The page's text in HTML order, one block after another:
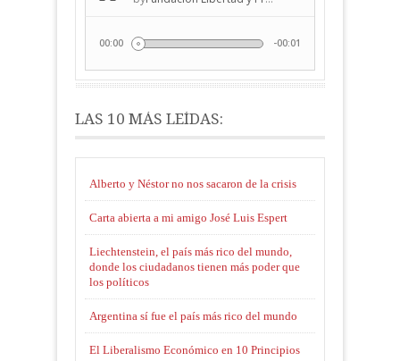
LAS 10 MÁS LEÍDAS:
Alberto y Néstor no nos sacaron de la crisis
Carta abierta a mi amigo José Luis Espert
Liechtenstein, el país más rico del mundo,
donde los ciudadanos tienen más poder que
los políticos
Argentina sí fue el país más rico del mundo
El Liberalismo Económico en 10 Principios